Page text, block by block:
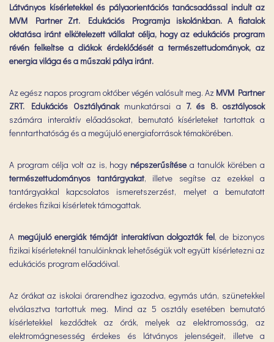
Látványos kísérletekkel és pályaorientációs tanácsadással indult az
MVM Partner Zrt. Edukációs Programja iskolánkban. A fiatalok
oktatása iránt elkötelezett vállalat célja, hogy az edukációs program
révén felkeltse a diákok érdeklődését a természettudományok, az
energia világa és a műszaki pálya iránt.
Az egész napos program október végén valósult meg. Az MVM Partner
ZRT. Edukációs Osztályánakmunkatársai a 7. és 8. osztályosok
számára interaktív előadásokat, bemutató kísérleteket tartottak a
fenntarthatóság és a megújuló energiaforrások témakörében.
A program célja volt az is, hogy népszerűsítése a tanulók körében a
természettudományos tantárgyakat, illetve segítse az ezekkel a
tantárgyakkal kapcsolatos ismeretszerzést, melyet a bemutatott
érdekes fizikai kísérletek támogattak.
A megújuló energiák témáját interaktívan dolgozták fel, de bizonyos
fizikai kísérleteknél tanulóinknak lehetőségük volt együtt kísérletezni az
edukációs program előadóival.
Az órákat az iskolai órarendhez igazodva, egymás után, szünetekkel
elválasztva tartottuk meg. Mind az 5 osztály esetében bemutató
kísérletekkel kezdődtek az órák, melyek az elektromosság, az
elektromágnesesség érdekes és látványos jelenségeit, illetve a